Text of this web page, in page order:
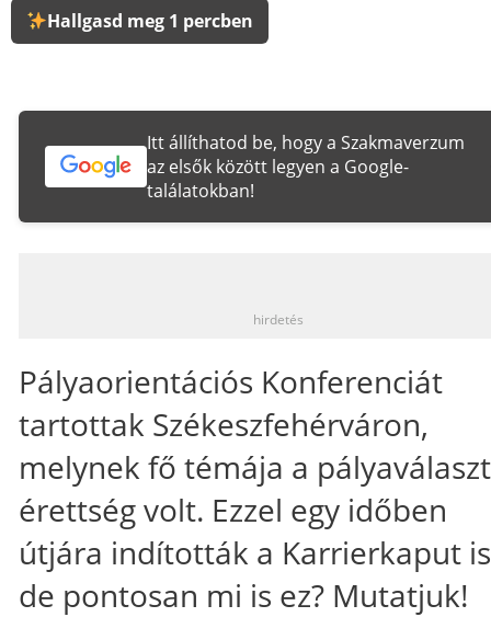
Hallgasd meg 1 percben
Itt állíthatod be, hogy a Szakmaverzum
az elsők között legyen a Google-
találatokban!
hirdetés
Pályaorientációs Konferenciát
tartottak Székeszfehérváron,
melynek fő témája a
érettség volt. Ezzel egy időben
útjára indították a Karrierkaput
de pontosan mi is ez? Mutatjuk!